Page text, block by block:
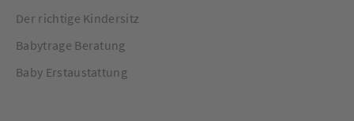
Der richtige Kindersitz
Babytrage Beratung
Baby Erstaustattung